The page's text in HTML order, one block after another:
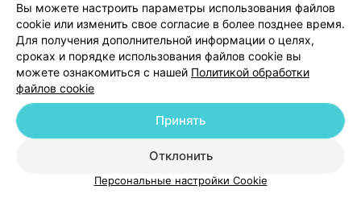
Обработка персональных данных
© 2026 ООО «Артокс Лаб», УНП 191700409
| 220012, Республика Беларусь,
Служба поддержки +375 291212755
Вы можете настроить параметры использования файлов
cookie или изменить свое согласие в более позднее время.
Для получения дополнительной информации о целях,
сроках и порядке использования файлов cookie вы
можете ознакомиться с нашей Политикой обработки
файлов cookie
Отклонить
Принять
Персональные настройки Cookie